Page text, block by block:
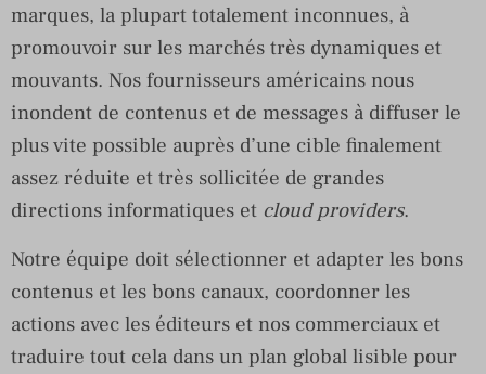
marques, la plupart totalement inconnues, à
promouvoir sur les marchés très dynamiques et
mouvants. Nos fournisseurs américains nous
inondent de contenus et de messages à diffuser le
plus vite possible auprès d’une cible finalement
assez réduite et très sollicitée de grandes
directions informatiques et cloud providers.
Notre équipe doit sélectionner et adapter les bons
contenus et les bons canaux, coordonner les
actions avec les éditeurs et nos commerciaux et
traduire tout cela dans un plan global lisible pour